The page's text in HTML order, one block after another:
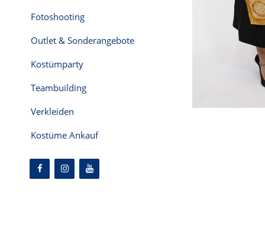
Fotoshooting
Outlet & Sonderangebote
Kostümparty
Teambuilding
Verkleiden
Kostüme Ankauf